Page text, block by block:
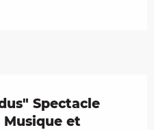
Spectacle
Musique et